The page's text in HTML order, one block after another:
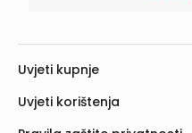
Uvjeti kupnje
Uvjeti korištenja